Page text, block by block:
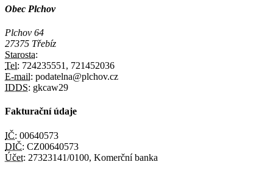
Obec Plchov
Plchov 64
27375 Třebíz
Starosta:
Tel: 724235551, 721452036
E-mail: podatelna@plchov.cz
IDDS: gkcaw29
Fakturační údaje
IČ: 00640573
DIČ: CZ00640573
Účet: 27323141/0100, Komerční banka